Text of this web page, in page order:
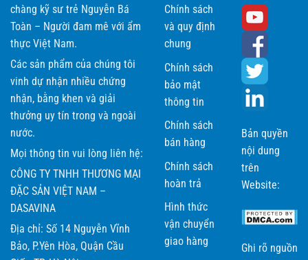
chàng kỹ sư trẻ Nguyễn Bá
Toàn – Người đam mê với ẩm
thực Việt Nam.
Các sản phẩm của chúng tôi
vinh dự nhận nhiều chứng
nhận, bằng khen và giải
thưởng uy tín trong và ngoài
nước.
Mọi thông tin vui lòng liên hệ:
CÔNG TY TNHH THƯƠNG MẠI
ĐẶC SẢN VIỆT NAM –
DASAVINA
Địa chỉ: Số 14 Nguyễn Vĩnh
Bảo, P.Yên Hòa, Quận Cầu
Chính sách
và quy định
chung
Chính sách
bảo mật
thông tin
Chính sách
bán hàng
Chính sách
hoàn trả
Hình thức
vận chuyển
giao hàng
Bản quyền
nội dung
trên
Website:
Ghi rõ nguồn